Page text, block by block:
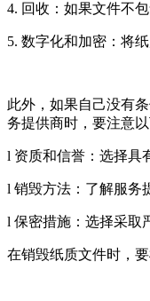
4. 回收：如果文件不
5. 数字化和加密：将
此外，如果自己没有
务提供商时，要注意以
l 资质和信誉：选择具
l 销毁方法：了解服务
l 保密措施：选择采取
在销毁纸质文件时，